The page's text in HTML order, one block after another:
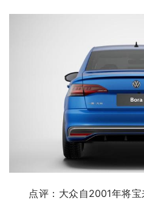
点评：大众自2001年将